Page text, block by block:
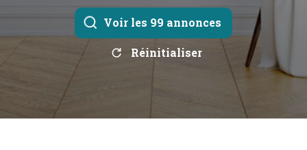
Voir les 99 annonces
Réinitialiser